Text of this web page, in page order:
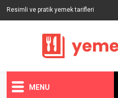
Resimli ve pratik yemek tarifleri
MENU